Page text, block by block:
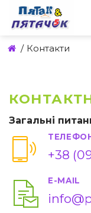
Skip
/ Контакти
Загальні
+38
E-MAIL